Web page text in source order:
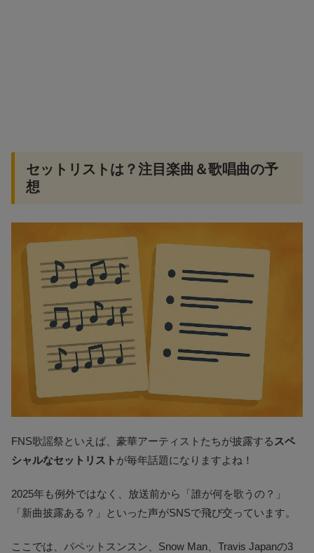
セットリストは？注目楽曲＆歌唱曲の予
想
FNS歌謡祭といえば、豪華アーティストたちが披露する スペ
シャルなセットリスト が毎年話題になりますよね！
2025年も例外ではなく、放送前から「誰が何を歌うの？」
「新曲披露ある？」といった声がSNSで飛び交っています。
ここでは、パペットスンスン、Snow Man、Travis Japanの3